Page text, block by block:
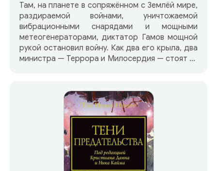
Там, на планете в сопряжённом с Землёй мире,
раздираемой войнами, уничтожаемой
вибрационными снарядами и мощными
метеогенераторами, диктатор Гамов мощной
рукой остановил войну. Как два его крыла, два
министра — Террора и Милосердия — стоят за
невероятные, издевательские казни для своих
противников и ценой голода собственного
народа спасающий детей своих врагов,
обожествлённый и объединивший планету под
своим началом, он организует суд над самим
собой за всё то зло, что причинил, добиваясь
всеобщего блага, устами министра Террора
приговаривает себя к смерти…